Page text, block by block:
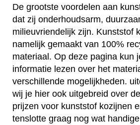
De grootste voordelen aan
dat zij onderhoudsarm,
milieuvriendelijk zijn. Kunststof
namelijk gemaakt van 100%
materiaal. Op deze pagina kun
informatie lezen over het
verschillende mogelijkheden.
wij je hier ook uitgebreid over
prijzen voor kunststof kozijnen
tenslotte graag nog wat